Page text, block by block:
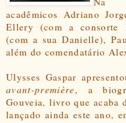
acadêmicos Adriano
Ellery (com a consorte
(com a sua Danielle),
além do comendatário
Ulysses Gaspar
avant-première, a
Gouveia, livro que acaba
lançado ainda este ano,